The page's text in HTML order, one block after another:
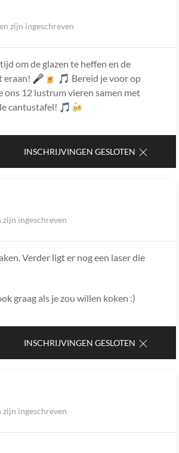
zijn ingeschreven
om de glazen te heffen en de
eraan! 🎤🍺 🎵 Bereid je voor op
12 lustrum vieren samen met
cantustafel! 🎵🍻
INSCHRIJVINGEN GESLOTEN
zijn ingeschreven
Verder ligt er nog een laser die
graag als je zou willen koken :)
INSCHRIJVINGEN GESLOTEN
zijn ingeschreven